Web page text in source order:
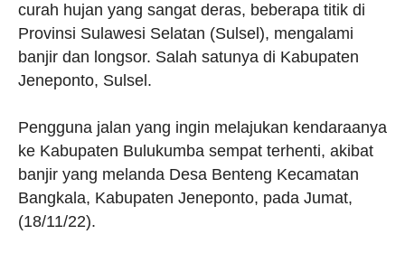
curah hujan yang sangat deras, beberapa titik di
Provinsi Sulawesi Selatan (Sulsel), mengalami
banjir dan longsor. Salah satunya di Kabupaten
Jeneponto, Sulsel.
Pengguna jalan yang ingin melajukan kendaraanya
ke Kabupaten Bulukumba sempat terhenti, akibat
banjir yang melanda Desa Benteng Kecamatan
Bangkala, Kabupaten Jeneponto, pada Jumat,
(18/11/22).